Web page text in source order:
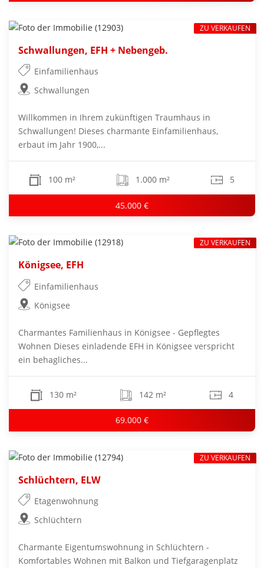
Schwallungen, EFH + Nebengeb.
Einfamilienhaus
Schwallungen
Willkommen in Ihrem zukünftigen Traumhaus in
Schwallungen! Dieses charmante Einfamilienhaus,
erbaut im Jahr 1900,...
100 m² 1.000 m² 5
45.000 €
ZU VERKAUFEN
Königsee, EFH
Einfamilienhaus
Königsee
Charmantes Familienhaus in Königsee - Gepflegtes
Wohnen Dieses einladende EFH in Königsee verspricht
ein behagliches...
130 m² 142 m² 4
69.000 €
ZU VERKAUFEN
Schlüchtern, ELW
Etagenwohnung
Schlüchtern
Charmante Eigentumswohnung in Schlüchtern -
Komfortables Wohnen mit Balkon und Tiefgaragenplatz
ZU VERKAUFEN